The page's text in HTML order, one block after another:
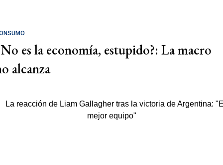
es la economía, estupido?: La macro
alcanza